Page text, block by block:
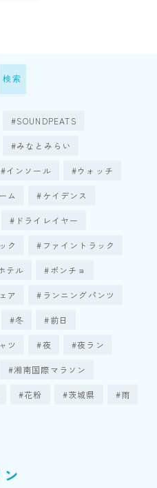
検索
SOUNDPEATS
みなとみらい
インソール ウォッチ
ム ケイデンス
ドライレイヤー
ク ファイントラック
テル ポンチョ
ア ランニングパンツ
冬 前日
ツ 夜 夜ラン
湘南国際マラソン
花粉 茨城県 雨